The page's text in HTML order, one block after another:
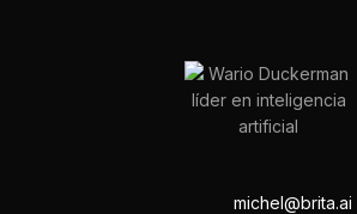
michel@brita.ai